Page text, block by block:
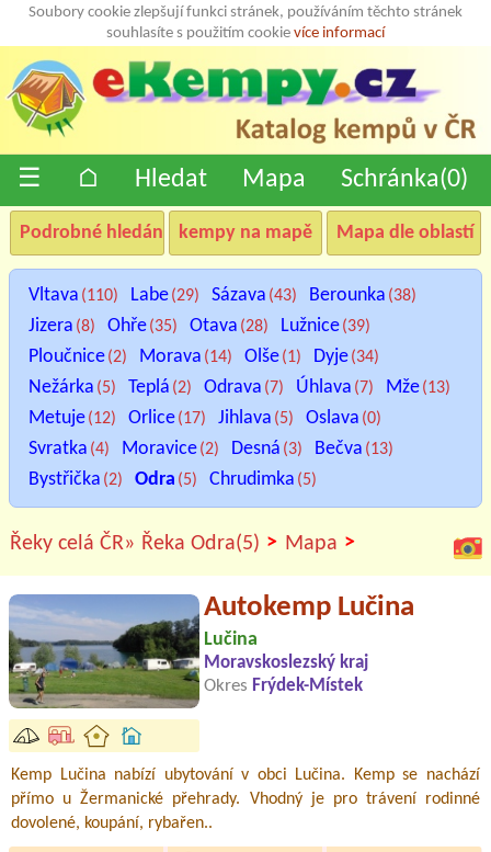
Soubory cookie zlepšují funkci stránek, používáním těchto stránek
souhlasíte s použitím cookie více informací
☰ ⌂ Hledat Mapa Schránka(0)
Podrobné hledání kempy na mapě Mapa dle oblastí
Vltava (110) Labe(29) Sázava (43) Berounka (38)
Jizera (8) Ohře(35) Otava (28) Lužnice(39)
Ploučnice(2) Morava (14) Olše(1) Dyje(34)
Nežárka (5) Teplá (2) Odrava (7) Úhlava (7) Mže(13)
Metuje(12) Orlice(17) Jihlava (5) Oslava (0)
Svratka (4) Moravice(2) Desná (3) Bečva (13)
Bystřička (2) Odra (5) Chrudimka (5)
Řeky celá ČR» Řeka Odra(5) > Mapa >
Autokemp Lučina
Lučina
Moravskoslezský kraj
Okres Frýdek-Místek
Kemp Lučina nabízí ubytování v obci Lučina. Kemp se nachází
přímo u Žermanické přehrady. Vhodný je pro trávení rodinné
dovolené, koupání, rybařen..